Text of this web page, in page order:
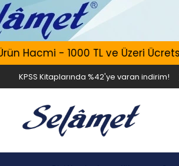
Hacmi - 1000 TL ve Üzeri
KPSS Kitaplarında %42'ye varan indirim!